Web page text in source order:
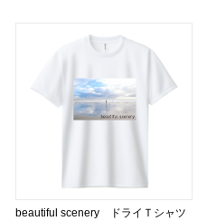
beautiful scenery ドライＴシャツ